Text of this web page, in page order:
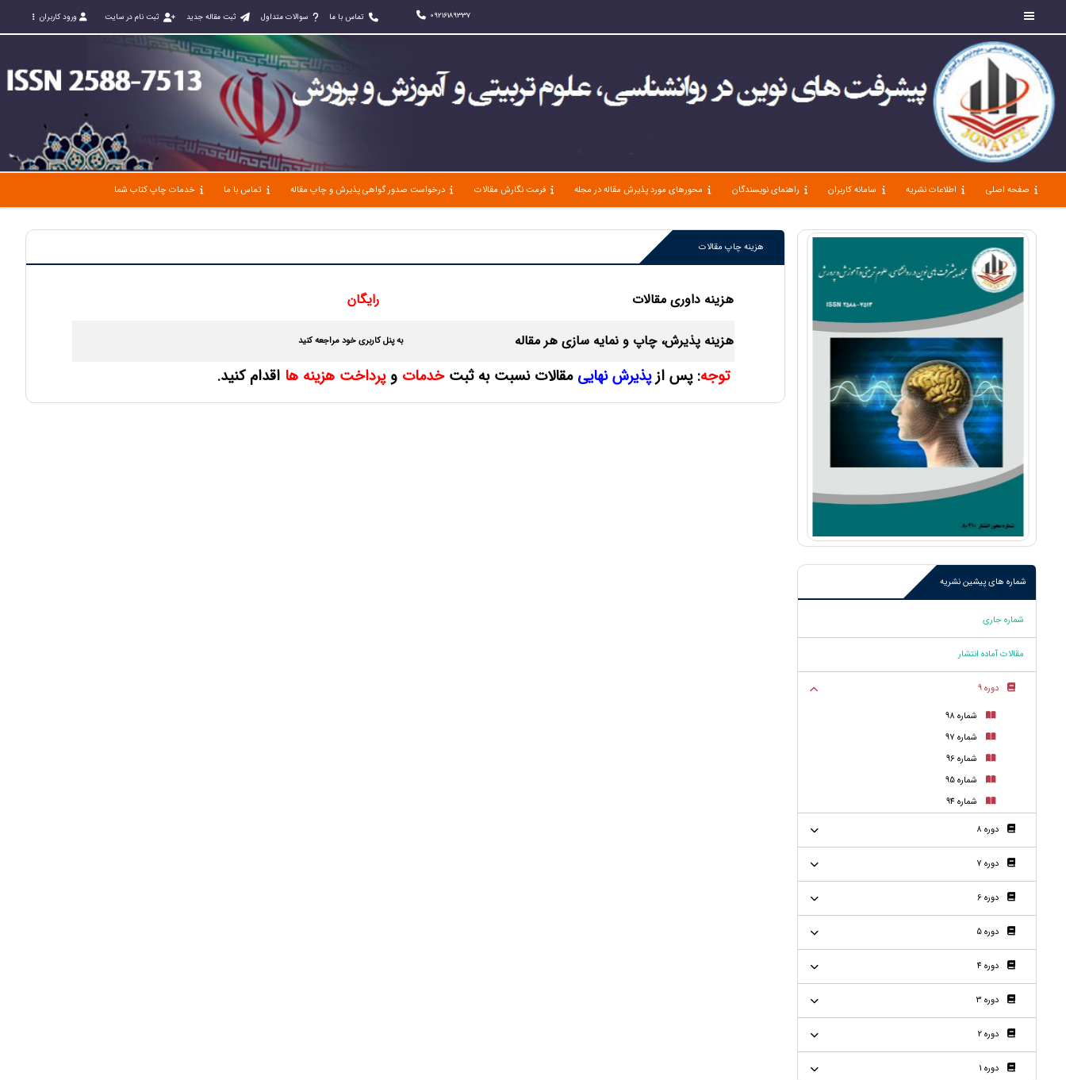
09216189337 تماس با ما سوالات متداول ثبت مقاله جدید ثبت نام در سایت ورود کاربران
صفحه اصلی اطلاعات نشریه سامانه کاربران راهنمای نویسندگان محورهای مورد پذیرش مقاله در مجله فرمت نگارش مقالات درخواست صدور گواهی پذیرش و چاپ مقاله تماس با ما خدمات چاپ کتاب شما
شماره های پیشین نشریه
شماره جاری
مقالات آماده انتشار
دوره 9
شماره 98
شماره 97
شماره 96
شماره 95
شماره 94
دوره 8
دوره 7
دوره 6
دوره 5
دوره 4
دوره 3
دوره 2
دوره 1
هزینه چاپ مقالات
هزینه داوری مقالات رایگان
هزینه پذیرش، چاپ و نمایه سازی هر مقاله به پنل کاربری خود مراجعه کنید
توجه: پس ازپذیرش نهایی مقالات نسبت به ثبتخدمات وپرداخت هزینه ها اقدام کنید.